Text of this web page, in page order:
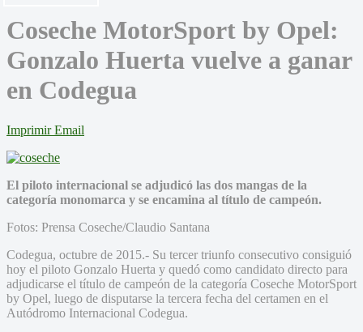
Coseche MotorSport by Opel:
Gonzalo Huerta vuelve a ganar
en Codegua
Imprimir Email
El piloto internacional se adjudicó las dos mangas de la
categoría monomarca y se encamina al título de campeón.
Fotos: Prensa Coseche/Claudio Santana
Codegua, octubre de 2015.- Su tercer triunfo consecutivo consiguió
hoy el piloto Gonzalo Huerta y quedó como candidato directo para
adjudicarse el título de campeón de la categoría Coseche MotorSport
by Opel, luego de disputarse la tercera fecha del certamen en el
Autódromo Internacional Codegua.